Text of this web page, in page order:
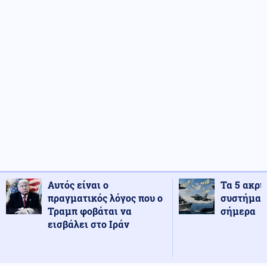
Αυτός είναι ο
πραγματικός λόγος που ο
Τραμπ φοβάται να
εισβάλει στο Ιράν
Τα 5
σήμερα